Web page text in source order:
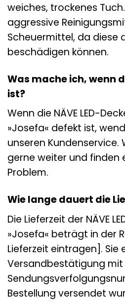
weiches, trockenes
aggressive
Scheuermittel, da diese
beschädigen können.
Was mache ich, wenn
ist?
Wenn die NÄVE LED-
»Josefa« defekt ist,
unseren Kundenservice.
gerne weiter und finden
Problem.
Wie lange dauert die
Die Lieferzeit der NÄVE
»Josefa« beträgt in der
Lieferzeit eintragen]. Sie
Versandbestätigung mit
Bestellung versendet